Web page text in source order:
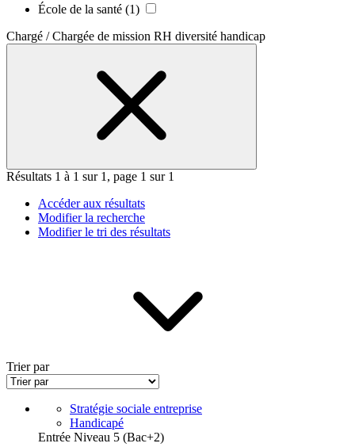
École de la santé (1)
Chargé / Chargée de mission RH diversité handicap
Résultats 1 à 1 sur 1, page 1 sur 1
Accéder aux résultats
Modifier la recherche
Modifier le tri des résultats
Trier par
Stratégie sociale entreprise
Handicapé
Entrée Niveau 5 (Bac+2)